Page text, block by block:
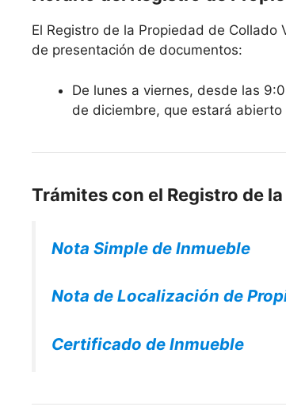
El Registro de la Propiedad de
de presentación de documentos:
De lunes a viernes, desde las
de diciembre, que estará
Trámites con el Registro de
Nota Simple de Inmueble
Nota de Localización de
Certificado de Inmueble